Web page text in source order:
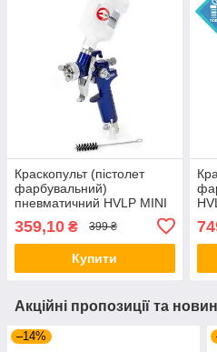
Краскопульт (пістолет
фарбувальний)
пневматичний HVLP MINI
0121
359,10 ₴ 399 ₴
Купити
Акційні пропозиції та
–14%